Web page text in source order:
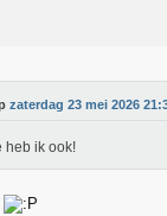
zaterdag 23 mei 2026
heb ik ook!